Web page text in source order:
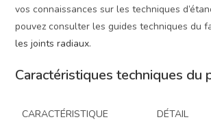
vos connaissances sur les techniques
pouvez consulter les guides techniques du
les joints radiaux.
Caractéristiques techniques du
CARACTÉRISTIQUE DÉTAIL